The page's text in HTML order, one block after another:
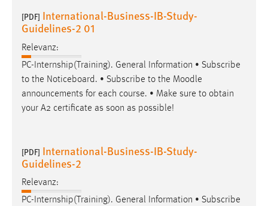
[PDF] International-Business-IB-Study-
Guidelines-2 01
Relevanz:
PC-Internship(Training). General Information • Subscribe
to the Noticeboard. • Subscribe to the Moodle
announcements for each course. • Make sure to obtain
your A2 certificate as soon as possible!
[PDF] International-Business-IB-Study-
Guidelines-2
Relevanz:
PC-Internship(Training). General Information • Subscribe